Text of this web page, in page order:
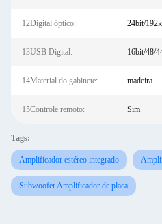
12Digital óptico: 24bit/
13USB Digital: 16bit/48/
14Material do gabinete: madeira
15Controle remoto: Sim
Tags:
Amplificador estéreo integrado
Subwoofer Amplificador de placa